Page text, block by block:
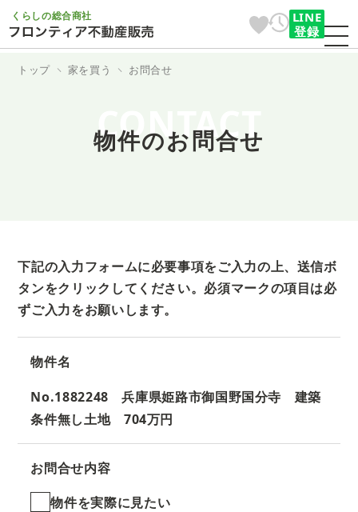
くらしの総合商社
LINE
登録
トップ 家を買う お問合せ
CONTACT
物件のお問合せ
下記の入力フォームに必要事項をご入力の上、送信ボ
タンをクリックしてください。 必須マークの項目は必
ずご入力をお願いします。
物件名
No.1882248 兵庫県姫路市御国野国分寺 建築
条件無し土地 704万円
お問合せ内容
物件を実際に見たい